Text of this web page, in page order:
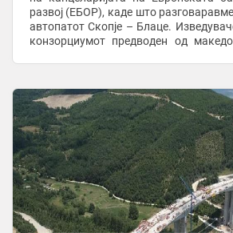
развој (ЕБОР), каде што
автопатот Скопје – Блаце.
конзорциумот предводен од